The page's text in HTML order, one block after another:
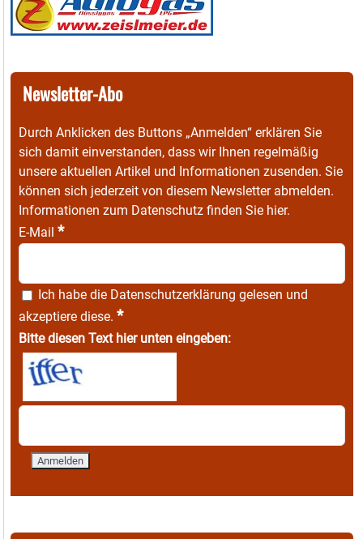
Newsletter-Abo
Durch Anklicken des Buttons „Anmelden“ erklären Sie
sich damit einverstanden, dass wir Ihnen regelmäßig
unsere aktuellen Artikel und Informationen zusenden. Sie
können sich jederzeit von diesem Newsletter abmelden.
Informationen zum Datenschutz finden Sie hier.
E-Mail *
Ich habe die Datenschutzerklärung gelesen und
akzeptiere diese. *
Bitte diesen Text hier unten eingeben: